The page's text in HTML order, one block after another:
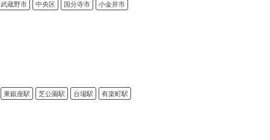
武蔵野市 中央区 国分寺市 小金井市
東銀座駅 芝公園駅 台場駅 有楽町駅